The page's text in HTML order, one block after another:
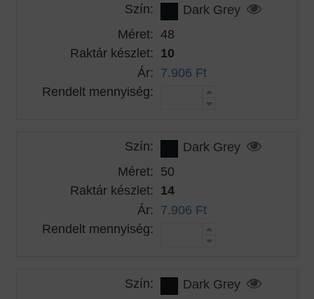
Szín:
Dark Grey
Méret: 48
Raktár készlet: 10
Ár: 7.906 Ft
Rendelt mennyiség:
Szín:
Dark Grey
Méret: 50
Raktár készlet: 14
Ár: 7.906 Ft
Rendelt mennyiség:
Szín:
Dark Grey